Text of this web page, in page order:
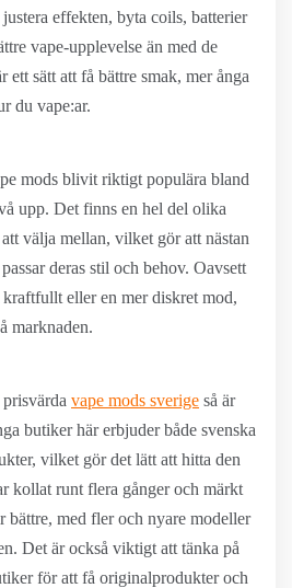
effekten, byta coils, batterier
vape-upplevelse än med de
ett sätt att få bättre smak, mer ånga
du vape:ar.
mods blivit riktigt populära bland
upp. Det finns en hel del olika
välja mellan, vilket gör att nästan
deras stil och behov. Oavsett
eller en mer diskret mod,
marknaden.
vape mods sverige så är
butiker här erbjuder både svenska
vilket gör det lätt att hitta den
kollat runt flera gånger och märkt
bättre, med fler och nyare modeller
Det är också viktigt att tänka på
för att få originalprodukter och